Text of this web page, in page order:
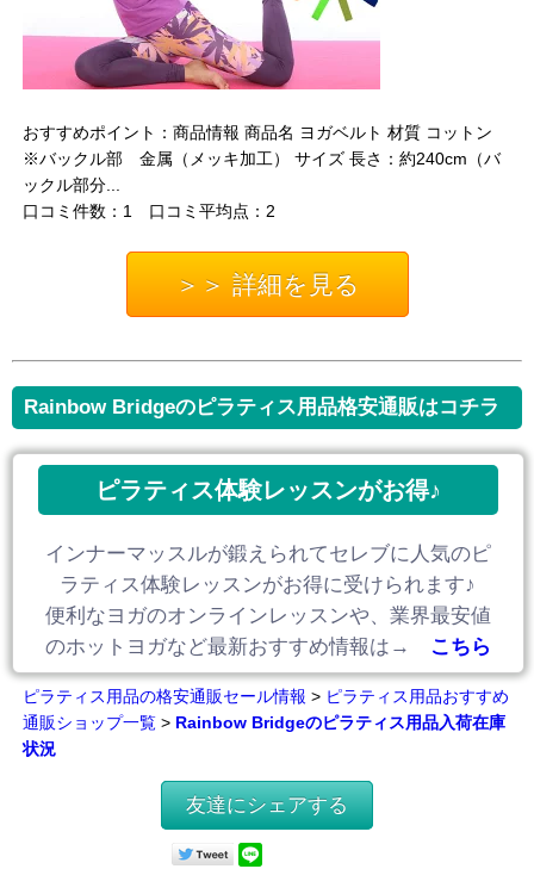
おすすめポイント：商品情報 商品名 ヨガベルト 材質 コットン
※バックル部 金属（メッキ加工） サイズ 長さ：約240cm（バ
ックル部分...
口コミ件数：1 口コミ平均点：2
＞＞ 詳細を見る
Rainbow Bridgeのピラティス用品格安通販はコチラ
ピラティス体験レッスンがお得♪
インナーマッスルが鍛えられてセレブに人気のピ
ラティス体験レッスンがお得に受けられます♪
便利なヨガのオンラインレッスンや、業界最安値
のホットヨガなど最新おすすめ情報は→
こちら
ピラティス用品の格安通販セール情報 > ピラティス用品おすすめ
通販ショップ一覧> Rainbow Bridgeのピラティス用品入荷在庫
状況
友達にシェアする